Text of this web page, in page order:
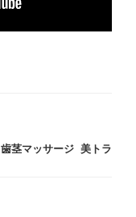
歯茎マッサージ, 美トラ